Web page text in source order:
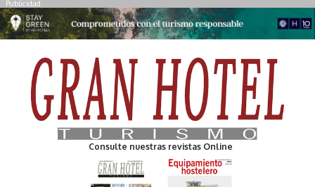
Publicidad
Consulte nuestras revistas Online